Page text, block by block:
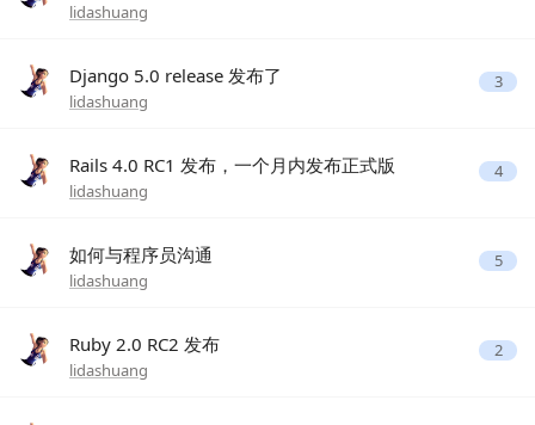
lidashuang
Django 5.0 release 发布了
lidashuang
3
Rails 4.0 RC1 发布，一个月内发布正式版
lidashuang
4
如何与程序员沟通
lidashuang
5
Ruby 2.0 RC2 发布
lidashuang
2